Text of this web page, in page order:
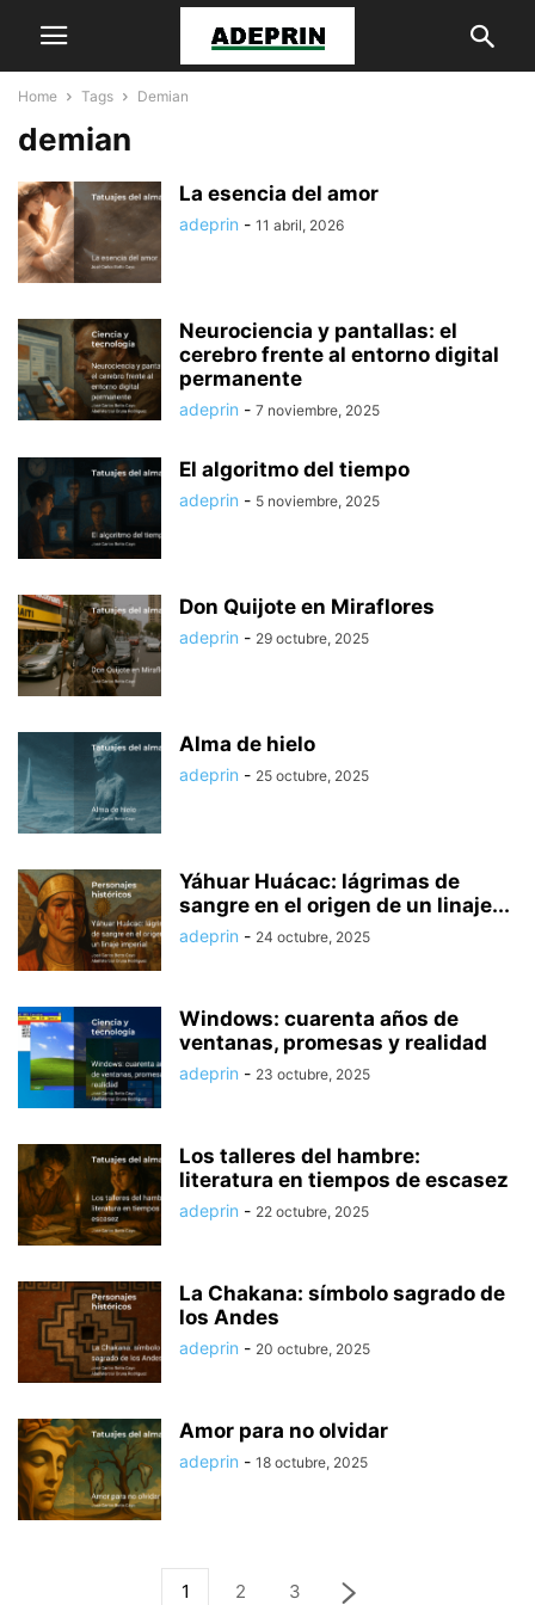
Home Tags Demian
demian
La esencia del amor
adeprin - 11 abril, 2026
Neurociencia y pantallas: el
cerebro frente al entorno digital
permanente
adeprin - 7 noviembre, 2025
El algoritmo del tiempo
adeprin - 5 noviembre, 2025
Don Quijote en Miraflores
adeprin - 29 octubre, 2025
Alma de hielo
adeprin - 25 octubre, 2025
Yáhuar Huácac: lágrimas de
sangre en el origen de un linaje...
adeprin - 24 octubre, 2025
Windows: cuarenta años de
ventanas, promesas y realidad
adeprin - 23 octubre, 2025
Los talleres del hambre:
literatura en tiempos de escasez
adeprin - 22 octubre, 2025
La Chakana: símbolo sagrado de
los Andes
adeprin - 20 octubre, 2025
Amor para no olvidar
adeprin - 18 octubre, 2025
1 2 3